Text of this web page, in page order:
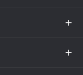

